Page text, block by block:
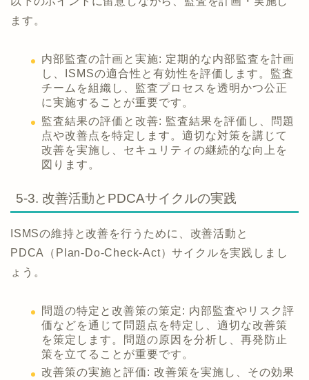
ます。
内部監査の計画と実施: 定期的な内部監査を計画
し、ISMSの適合性と有効性を評価します。監査
チームを組織し、監査プロセスを透明かつ公正
に実施することが重要です。
監査結果の評価と改善: 監査結果を評価し、問題
点や改善点を特定します。適切な対策を講じて
改善を実施し、セキュリティの継続的な向上を
図ります。
5-3. 改善活動とPDCAサイクルの実践
ISMSの維持と改善を行うために、改善活動と
PDCA（Plan-Do-Check-Act）サイクルを実践しまし
ょう。
問題の特定と改善策の策定: 内部監査やリスク評
価などを通じて問題点を特定し、適切な改善策
を策定します。問題の原因を分析し、再発防止
策を立てることが重要です。
改善策の実施と評価: 改善策を実施し、その効果